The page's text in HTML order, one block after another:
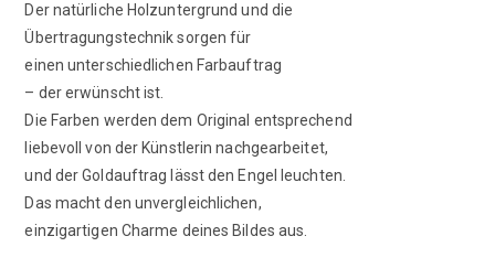
Der natürliche Holzuntergrund und die
Übertragungstechnik sorgen für
einen unterschiedlichen Farbauftrag
­– der erwünscht ist.
Die Farben werden dem Original entsprechend
liebevoll von der Künstlerin nachgearbeitet,
und der Goldauftrag lässt den Engel leuchten.
Das macht den unvergleichlichen,
einzigartigen Charme deines Bildes aus.